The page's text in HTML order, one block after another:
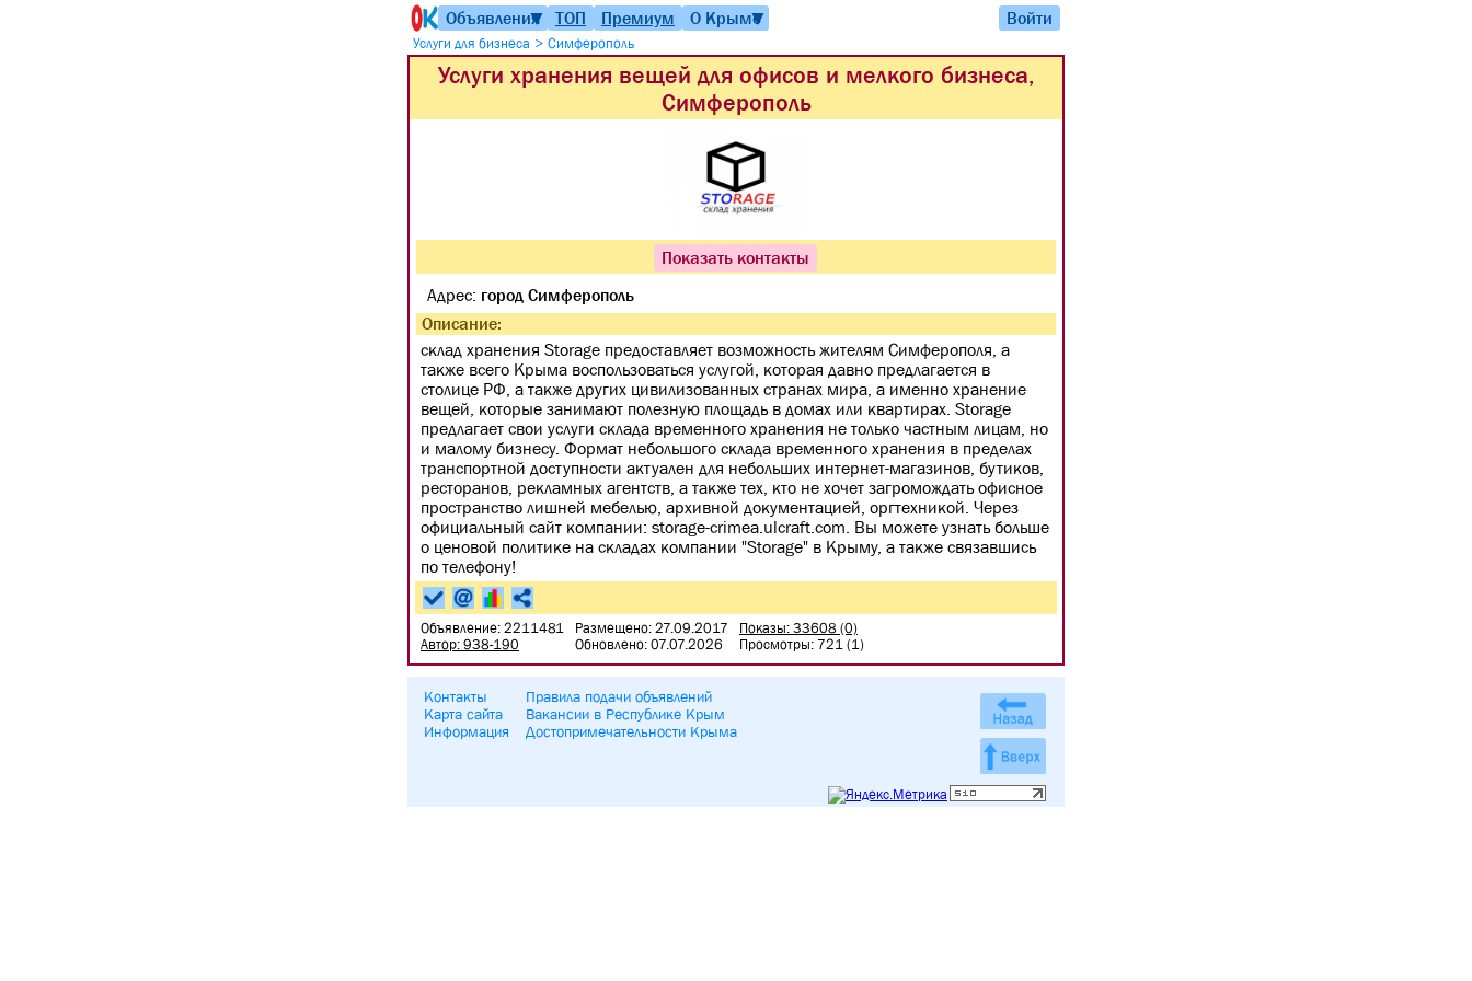
Объявления
▼ ТОП Премиум О Крыме
▼ Войти
Услуги для бизнеса > Симферополь
Услуги хранения вещей для офисов и мелкого бизнеса,
Симферополь
Показать контакты
Адрес: город Симферополь
Описание:
склад хранения Storage предоставляет возможность жителям Симферополя, а
также всего Крыма воспользоваться услугой, которая давно предлагается в
столице РФ, а также других цивилизованных странах мира, а именно хранение
вещей, которые занимают полезную площадь в домах или квартирах. Storage
предлагает свои услуги склада временного хранения не только частным лицам, но
и малому бизнесу. Формат небольшого склада временного хранения в пределах
транспортной доступности актуален для небольших интернет-магазинов, бутиков,
ресторанов, рекламных агентств, а также тех, кто не хочет загромождать офисное
пространство лишней мебелью, архивной документацией, оргтехникой. Через
официальный сайт компании: storage-crimea.ulcraft.com. Вы можете узнать больше
о ценовой политике на складах компании "Storаge" в Крыму, а также связавшись
по телефону!
Объявление: 2211481
Автор: 938-190
Размещено: 27.09.2017
Обновлено: 07.07.2026
Показы: 33608 (0)
Просмотры: 721 (1)
Контакты
Карта сайта
Информация
Правила подачи объявлений
Вакансии в Республике Крым
Достопримечательности Крыма